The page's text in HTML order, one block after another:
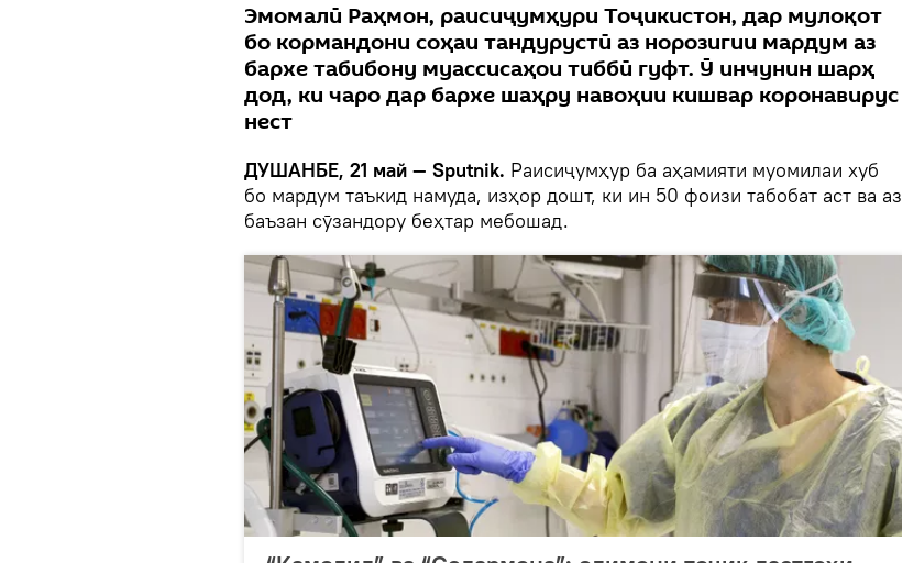
Эмомалӣ Раҳмон, раисиҷумҳури Тоҷикистон, дар мулоқот
бо кормандони соҳаи тандурустӣ аз норозигии мардум аз
бархе табибону муассисаҳои тиббӣ гуфт. Ӯ инчунин шарҳ
дод, ки чаро дар бархе шаҳру навоҳии кишвар коронавирус
нест
ДУШАНБЕ, 21 май — Sputnik. Раисиҷумҳур ба аҳамияти муомилаи хуб
бо мардум таъкид намуда, изҳор дошт, ки ин 50 фоизи табобат аст ва аз
баъзан сӯзандору беҳтар мебошад.